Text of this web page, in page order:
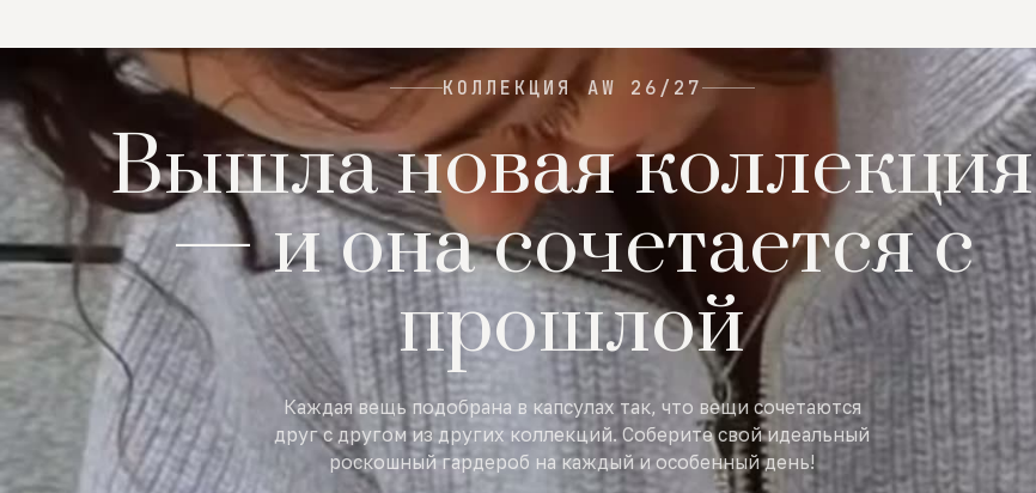
КОЛЛЕКЦИЯ AW 26/27
Вышла новая коллекция
— и она сочетается с
прошлой
Каждая вещь подобрана в капсулах так, что вещи сочетаются
друг с другом из других коллекций. Соберите свой идеальный
роскошный гардероб на каждый и особенный день!